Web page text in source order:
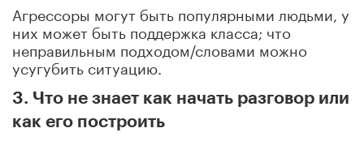
Агрессоры могут быть популярными людьми, у
них может быть поддержка класса; что
неправильным подходом/словами можно
усугубить ситуацию.
3. Что не знает как начать разговор или
как его построить